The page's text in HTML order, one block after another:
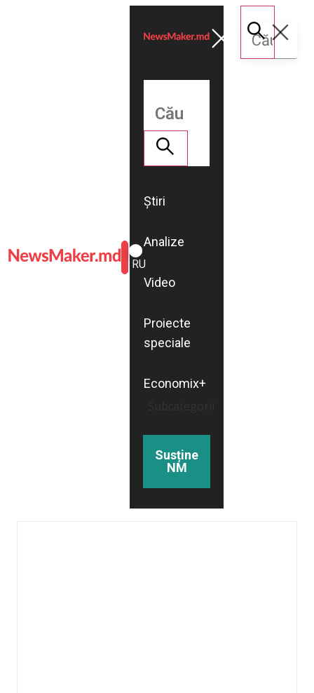
ROMÂNĂ
RU
Știri
Analize
Video
Proiecte
speciale
Economix+
Susține
NM